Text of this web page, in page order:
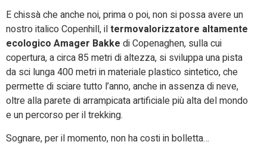
E chissà che anche noi, prima o poi, non si possa avere un
nostro italico Copenhill, iltermovalorizzatore altamente
ecologico Amager Bakke di Copenaghen, sulla cui
copertura, a circa 85 metri di altezza, si sviluppa una pista
da sci lunga 400 metri in materiale plastico sintetico, che
permette di sciare tutto l’anno, anche in assenza di neve,
oltre alla parete di arrampicata artificiale più alta del mondo
e un percorso per il trekking.
Sognare, per il momento, non ha costi in bolletta…